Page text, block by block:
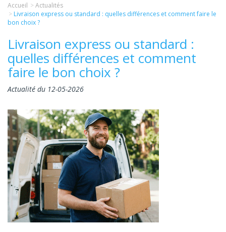
Accueil
Actualités
Livraison express ou standard : quelles différences et comment faire le
bon choix ?
Livraison express ou standard :
quelles différences et comment
faire le bon choix ?
Actualité du 12-05-2026